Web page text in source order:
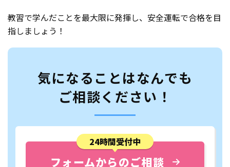
教習で学んだことを最大限に発揮し、安全運転で合格を目
指しましょう！
気になることはなんでも
ご相談ください！
24時間受付中
フォームからのご相談